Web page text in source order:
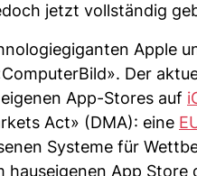
jetzt vollständig
Apple
Der
App-Stores auf
Act» (DMA): eine
Systeme für
hauseigenen App